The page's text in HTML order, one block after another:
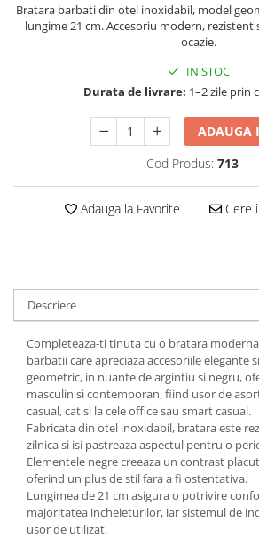
Bratara barbati din otel inoxidabil, model
lungime 21 cm. Accesoriu modern,
ocazie.
IN STOC
Durata de livrare: 1–2 zile prin
ADAUGA
Cod Produs: 713
Adauga la Favorite Cere
Descriere
Completeaza-ti tinuta cu o bratara
barbatii care apreciaza accesoriile elegante
geometric, in nuante de argintiu si negru,
masculin si contemporan, fiind usor de
casual, cat si la cele office sau smart casual.
Fabricata din otel inoxidabil, bratara este
zilnica si isi pastreaza aspectul pentru o
Elementele negre creeaza un contrast
oferind un plus de stil fara a fi ostentativa.
Lungimea de 21 cm asigura o potrivire
majoritatea incheieturilor, iar sistemul de
usor de utilizat.